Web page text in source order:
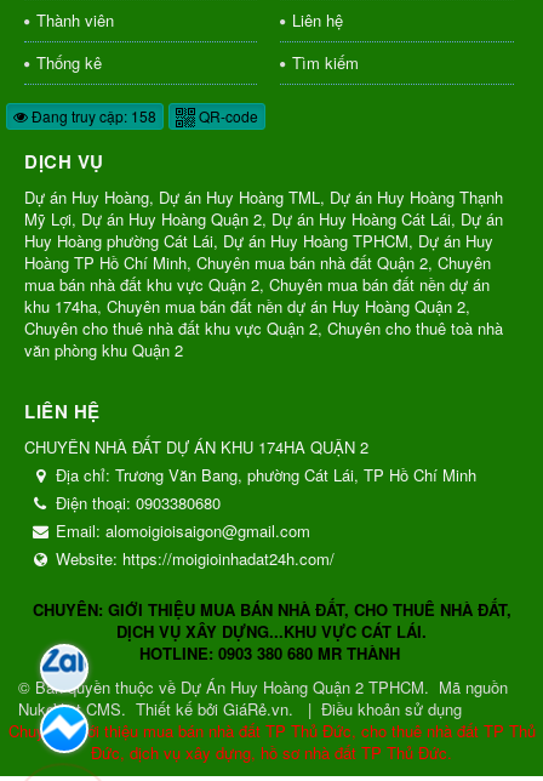
Thành viên
Liên hệ
Thống kê
Tìm kiếm
Đang truy cập: 158 QR-code
DỊCH VỤ
Dự án Huy Hoàng, Dự án Huy Hoàng TML, Dự án Huy Hoàng Thạnh
Mỹ Lợi, Dự án Huy Hoàng Quận 2, Dự án Huy Hoàng Cát Lái, Dự án
Huy Hoàng phường Cát Lái, Dự án Huy Hoàng TPHCM, Dự án Huy
Hoàng TP Hồ Chí Minh, Chuyên mua bán nhà đất Quận 2, Chuyên
mua bán nhà đất khu vực Quận 2, Chuyên mua bán đất nền dự án
khu 174ha, Chuyên mua bán đất nền dự án Huy Hoàng Quận 2,
Chuyên cho thuê nhà đất khu vực Quận 2, Chuyên cho thuê toà nhà
văn phòng khu Quận 2
LIÊN HỆ
CHUYÊN NHÀ ĐẤT DỰ ÁN KHU 174HA QUẬN 2
Địa chỉ: Trương Văn Bang, phường Cát Lái, TP Hồ Chí Minh
Điện thoại: 0903380680
Email: alomoigioisaigon@gmail.com
Website: https://moigioinhadat24h.com/
CHUYÊN: GIỚI THIỆU MUA BÁN NHÀ ĐẤT, CHO THUÊ NHÀ ĐẤT,
DỊCH VỤ XÂY DỰNG...KHU VỰC CÁT LÁI.
HOTLINE: 0903 380 680 MR THÀNH
© Bản quyền thuộc về Dự Án Huy Hoàng Quận 2 TPHCM. Mã nguồn
NukeViet CMS. Thiết kế bởi GiáRẻ.vn. | Điều khoản sử dụng
Chuyên: Giới thiệu mua bán nhà đất TP Thủ Đức, cho thuê nhà đất TP Thủ
Đức, dịch vụ xây dựng, hồ sơ nhà đất TP Thủ Đức.